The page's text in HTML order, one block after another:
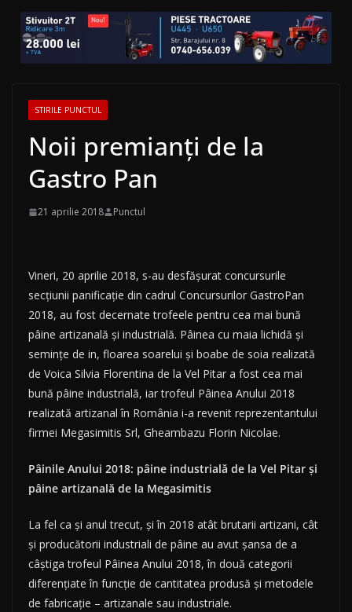
STIRILE PUNCTUL
Noii premianţi de la
Gastro Pan
21 aprilie 2018 Punctul
Vineri, 20 aprilie 2018, s-au desfășurat concursurile
secțiunii panificație din cadrul Concursurilor GastroPan
2018, au fost decernate trofeele pentru cea mai bună
pâine artizanală și industrială. Pâinea cu maia lichidă şi
seminţe de in, floarea soarelui şi boabe de soia realizată
de Voica Silvia Florentina de la Vel Pitar a fost cea mai
bună pâine industrială, iar trofeul Pâinea Anului 2018
realizată artizanal în România i-a revenit reprezentantului
firmei Megasimitis Srl, Gheambazu Florin Nicolae.
Pâinile Anului 2018: pâine industrială de la Vel Pitar şi
pâine artizanală de la Megasimitis
La fel ca și anul trecut, și în 2018 atât brutarii artizani, cât
și producătorii industriali de pâine au avut șansa de a
câștiga trofeul Pâinea Anului 2018, în două categorii
diferențiate în funcție de cantitatea produsă și metodele
de fabricație – artizanale sau industriale.